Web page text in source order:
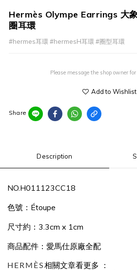
Hermès Olympe Earrings 大
圈耳環
#hermes耳環 #hermesH耳環 #圈型耳環
Please message the shop owner
Add to Wishlist
Share
Description
NO.H011123CC18
色號：Étoupe
尺寸約：3.3cm x 1cm
商品配件：愛馬仕原廠全配
HERMÈS相關文章看更多 ：